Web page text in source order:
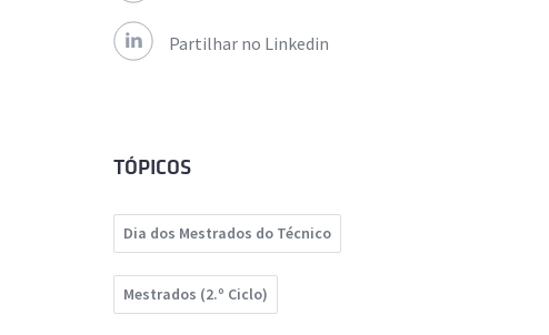
Partilhar no Linkedin
TÓPICOS
Dia dos Mestrados do Técnico
Mestrados (2.º Ciclo)